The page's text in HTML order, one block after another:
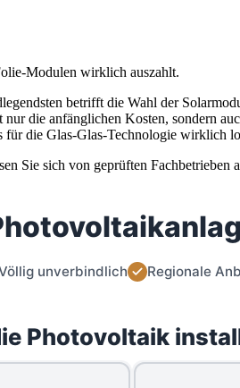
Modulen wirklich auszahlt.
betrifft die Wahl der
die anfänglichen Kosten, sondern
für die Glas-Glas-Technologie wirklich
sich von geprüften Fachbetrieben
unverbindlich Regionale
Photovoltaik